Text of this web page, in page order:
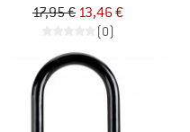
17,95 € 13,46 €
(0)